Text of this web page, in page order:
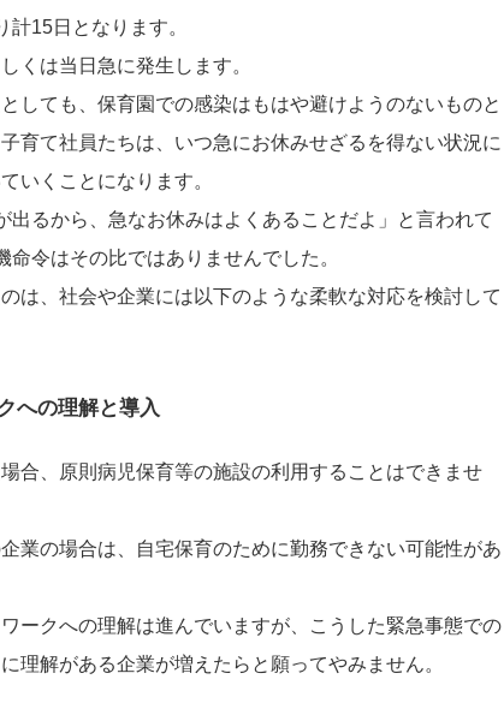
15日となります。
くは当日急に発生します。
しても、保育園での感染はもはや避けようのないものと
育て社員たちは、いつ急にお休みせざるを得ない状況に
いくことになります。
出るから、急なお休みはよくあることだよ」と言われて
令はその比ではありませんでした。
は、社会や企業には以下のような柔軟な対応を検討して
への理解と導入
合、原則病児保育等の施設の利用することはできませ
業の場合は、自宅保育のために勤務できない可能性があ
ークへの理解は進んでいますが、こうした緊急事態での
理解がある企業が増えたらと願ってやみません。